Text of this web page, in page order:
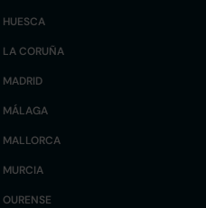
HUESCA
LA CORUÑA
MADRID
MÁLAGA
MALLORCA
MURCIA
OURENSE